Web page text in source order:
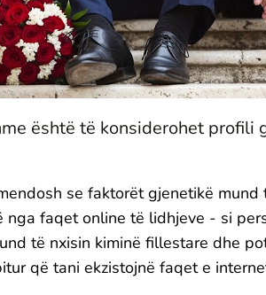
është të konsiderohet
se faktorët gjenetikë
nga faqet online të lidhjeve - si
të nxisin kiminë fillestare dhe
që tani ekzistojnë faqet e